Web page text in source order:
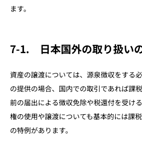
ます。
7-1. 日本国外の取り扱い
資産の譲渡については、源泉徴収をする
の提供の場合、国内での取引であれば課
前の届出による徴収免除や税還付を受け
権の使用や譲渡についても基本的には課
の特例があります。